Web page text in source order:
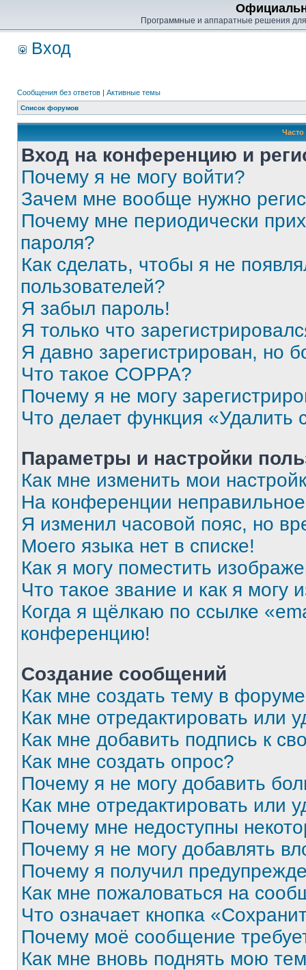
Программные и аппаратные решения
Вход
Сообщения без ответов | Активные темы
Список форумов
Вход на конференцию и
Почему я не могу войти?
Зачем мне вообще нужно
Почему мне периодически
пароля?
Как сделать, чтобы я не
пользователей?
Я забыл пароль!
Я только что
Я давно зарегистрирован, но
Что такое COPPA?
Почему я не могу
Что делает функция «Удалить
Параметры и настройки
Как мне изменить мои
На конференции
Я изменил часовой пояс, но
Моего языка нет в списке!
Как я могу поместить
Что такое звание и как я могу
Когда я щёлкаю по ссылке
конференцию!
Создание сообщений
Как мне создать тему в
Как мне отредактировать или
Как мне добавить подпись к
Как мне создать опрос?
Почему я не могу добавить
Как мне отредактировать или
Почему мне недоступны
Почему я не могу добавлять
Почему я получил
Как мне пожаловаться на
Что означает кнопка
Почему моё сообщение
Как мне вновь поднять мою